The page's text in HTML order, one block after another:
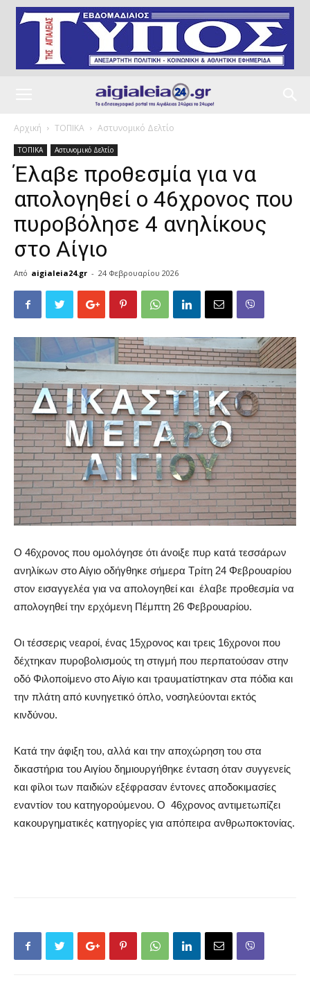
Αρχική ΤΟΠΙΚΑ Αστυνομικό Δελτίο
ΤΟΠΙΚΑ Αστυνομικό Δελτίο
Έλαβε προθεσμία για να
απολογηθεί ο 46χρονος που
πυροβόλησε 4 ανηλίκους
στο Αίγιο
Από aigialeia24.gr - 24 Φεβρουαρίου 2026
Ο 46χρονος που ομολόγησε ότι άνοιξε πυρ κατά τεσσάρων
ανηλίκων στο Αίγιο οδήγθηκε σήμερα Τρίτη 24 Φεβρουαρίου
στον εισαγγελέα για να απολογηθεί και έλαβε προθεσμία να
απολογηθεί την ερχόμενη Πέμπτη 26 Φεβρουαρίου.
Οι τέσσερις νεαροί, ένας 15χρονος και τρεις 16χρονοι που
δέχτηκαν πυροβολισμούς τη στιγμή που περπατούσαν στην
οδό Φιλοποίμενο στο Αίγιο και τραυματίστηκαν στα πόδια και
την πλάτη από κυνηγετικό όπλο, νοσηλεύονται εκτός
κινδύνου.
Κατά την άφιξη του, αλλά και την αποχώρηση του στα
δικαστήρια του Αιγίου δημιουργήθηκε ένταση όταν συγγενείς
και φίλοι των παιδιών εξέφρασαν έντονες αποδοκιμασίες
εναντίον του κατηγορούμενου. Ο 46χρονος αντιμετωπίζει
κακουργηματικές κατηγορίες για απόπειρα ανθρωποκτονίας.